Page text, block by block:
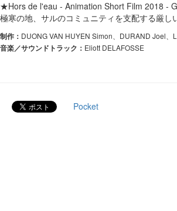
★Hors de l'eau - Animation Short Film 2018 -
極寒の地、サルのコミュニティを支配する厳し
制作： DUONG VAN HUYEN Simon、DURAND Joel
音楽／サウンドトラック： Eliott DELAFOSSE
Pocket